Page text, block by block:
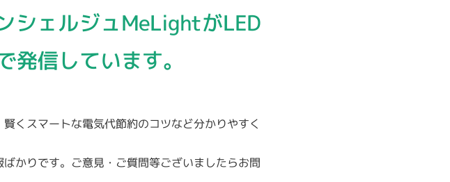
シェルジュMeLightがLED
信しています。
くスマートな電気代節約のコツなど分かりやすく
かりです。ご意見・ご質問等ございましたらお問